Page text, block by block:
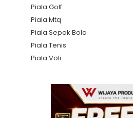
Piala Golf
Piala Mtq
Piala Sepak Bola
Piala Tenis
Piala Voli